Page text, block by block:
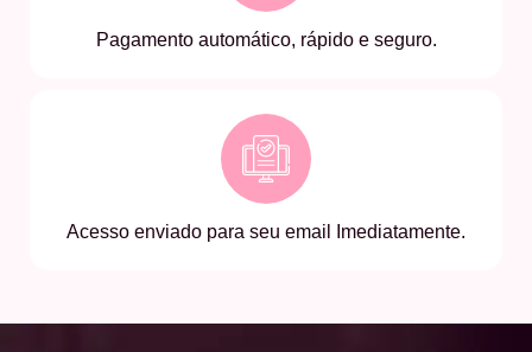
Pagamento automático, rápido e seguro.
Acesso enviado para seu email Imediatamente.